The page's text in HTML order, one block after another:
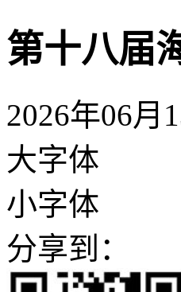
第十八届
2026年06
大字体
小字体
分享到：